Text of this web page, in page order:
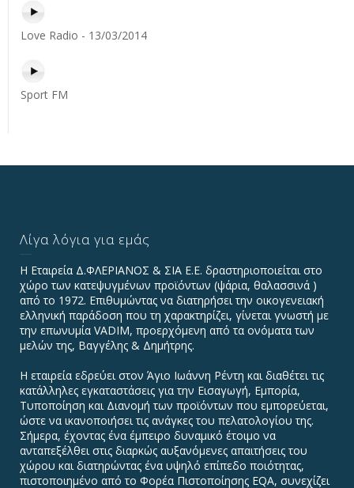
Love Radio - 13/03/2014
Sport FM
Λίγα λόγια για εμάς
Η Εταιρεία Δ.ΦΛΕΡΙΑΝΟΣ & ΣΙΑ Ε.Ε. δραστηριοποιείται στο
χώρο των κατεψυγμένων προϊόντων (ψάρια, θαλασσινά )
από το 1972. Επιθυμώντας να διατηρήσει την οικογενειακή
ελληνική παράδοση που τη χαρακτηρίζει, γίνεται γνωστή με
την επωνυμία VADIΜ, προερχόμενη από τα ονόματα των
μελών της, Βαγγέλης & Δημήτρης.
Η εταιρεία εδρεύει στον Άγιο Ιωάννη Ρέντη και διαθέτει τις
κατάλληλες εγκαταστάσεις για την Εισαγωγή, Εμπορία,
Τυποποίηση και Διανομή των προϊόντων που εμπορεύεται,
ώστε να ικανοποιήσει τις ανάγκες του πελατολογίου της.
Σήμερα, έχοντας ένα έμπειρο δυναμικό έτοιμο να
ανταπεξέλθει στις διαρκώς αυξανόμενες απαιτήσεις του
χώρου και διατηρώντας ένα υψηλό επίπεδο ποιότητας,
πιστοποιημένο από το Φορέα Πιστοποίησης EQA, συνεχίζει